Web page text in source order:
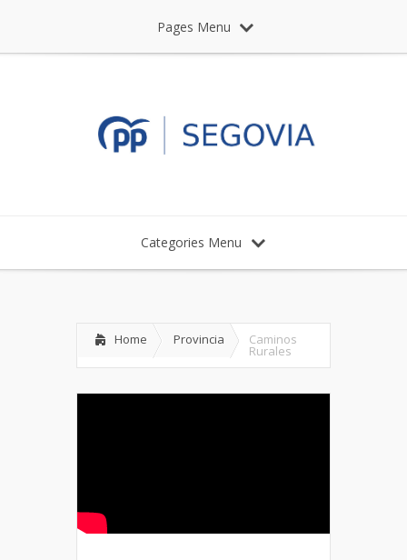
Pages Menu
Categories Menu
Home Provincia Caminos
Rurales